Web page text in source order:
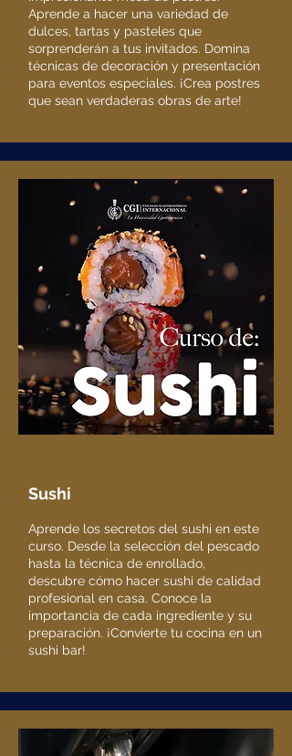
Aprende a hacer una variedad de
dulces, tartas y pasteles que
sorprenderán a tus invitados. Domina
técnicas de decoración y presentación
para eventos especiales. ¡Crea postres
que sean verdaderas obras de arte!
Sushi
Aprende los secretos del sushi en este
curso. Desde la selección del pescado
hasta la técnica de enrollado,
descubre cómo hacer sushi de calidad
profesional en casa. Conoce la
importancia de cada ingrediente y su
preparación. ¡Convierte tu cocina en un
sushi bar!